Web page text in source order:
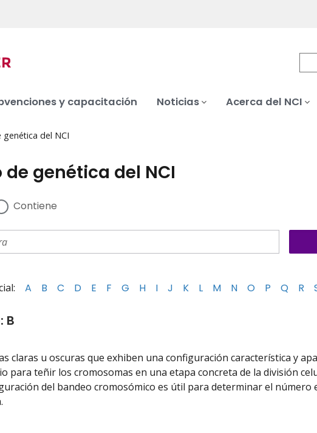
y capacitación Noticias Acerca del NCI
genética del NCI
genética del NCI
Contiene
A B C D E F G H I J K L M N O P Q R
B
claras u oscuras que exhiben una configuración característica y
para teñir los cromosomas en una etapa concreta de la división
del bandeo cromosómico es útil para determinar el número